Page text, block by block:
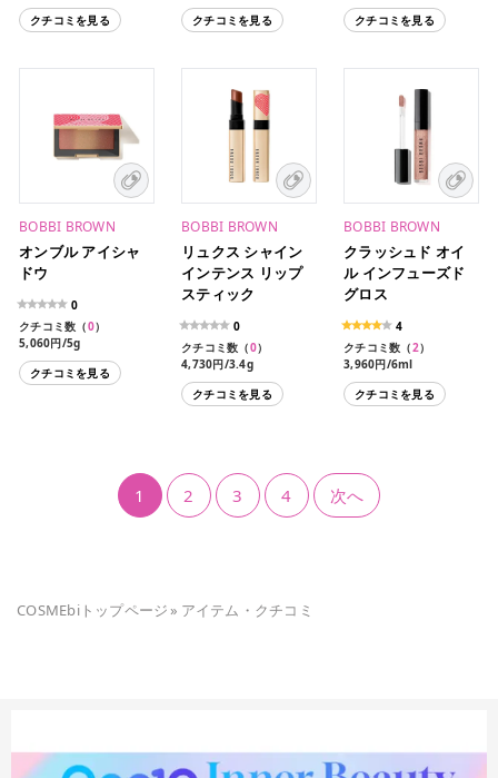
クチコミを見る
クチコミを見る
クチコミを見る
BOBBI BROWN
オンブル アイシャ
ドウ
0
クチコミ数（0）
5,060円/5g
クチコミを見る
BOBBI BROWN
リュクス シャイン
インテンス リップ
スティック
0
クチコミ数（0）
4,730円/3.4g
4,730円/3.4g（限定パッ
ケージ）
クチコミを見る
BOBBI BROWN
クラッシュド オイ
ル インフューズド
グロス
4
クチコミ数（2）
3,960円/6ml
クチコミを見る
1 2 3 4 次へ
COSMEbiトップページ» アイテム・クチコミ